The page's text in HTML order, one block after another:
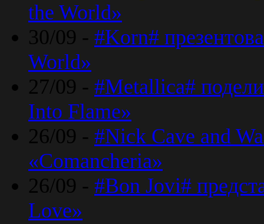
the World»
30/09 - #Korn#
World»
27/09 - #Metallica#
Into Flame»
26/09 - #Nick Cave and
«Comancheria»
26/09 - #Bon Jovi#
Love»